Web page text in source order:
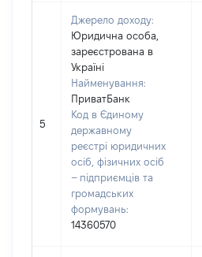
5
Джерело доходу:
Юридична особа,
зареєстрована в
Україні
Найменування:
ПриватБанк
Код в Єдиному
державному
реєстрі юридичних
осіб, фізичних осіб
– підприємців та
громадських
формувань:
14360570